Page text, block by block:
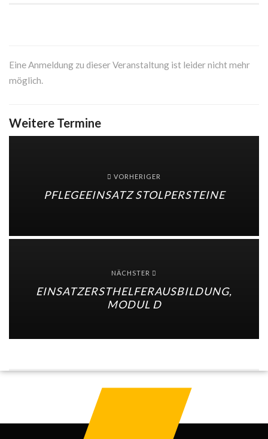
Eine Anmeldung zu dieser Veranstaltung ist leider nicht mehr
möglich.
Weitere Termine
VORHERIGER
PFLEGEEINSATZ STOLPERSTEINE
NÄCHSTER
EINSATZERSTHELFERAUSBILDUNG,
MODUL D